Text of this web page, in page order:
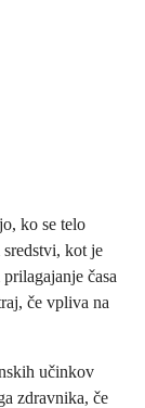
ko se telo
kot je
časa
če vpliva na
učinkov
zdravnika, če